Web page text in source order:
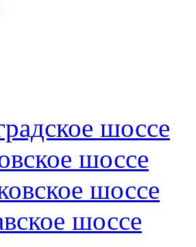
шоссе
шоссе
шоссе
шоссе